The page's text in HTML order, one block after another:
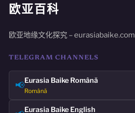
欧亚百科
欧亚地缘文化探究 – eurasiabaike.com
TELEGRAM CHANNELS
📢Eurasia Baike Română
Română
Eurasia Baike English